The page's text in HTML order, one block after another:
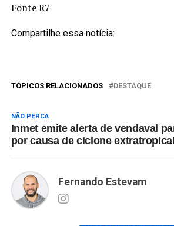
Fonte R7
Compartilhe essa notícia:
TÓPICOS RELACIONADOS DESTAQUE
NÃO PERCA
Inmet emite alerta de vendaval
por causa de ciclone extratropical
Fernando Estevam